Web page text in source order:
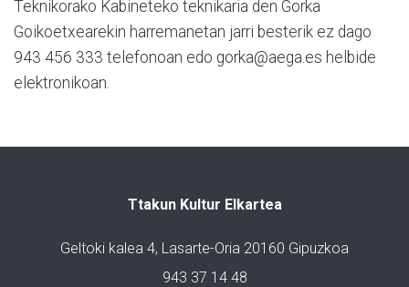
Teknikorako Kabineteko teknikaria den Gorka
Goikoetxearekin harremanetan jarri besterik ez dago
943 456 333 telefonoan edo gorka@aega.es helbide
elektronikoan.
Ttakun Kultur Elkartea
Geltoki kalea 4, Lasarte-Oria 20160 Gipuzkoa
943 37 14 48